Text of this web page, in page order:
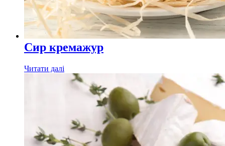
Сир кремажур
Читати далі